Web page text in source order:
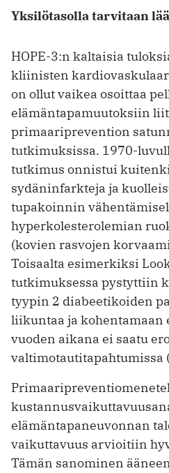
Yksilötasolla tarvitaan
HOPE-3:n kaltaisia
kliinisten
on ollut vaikea osoittaa
elämäntapamuutoksiin
primaariprevention
tutkimuksissa. 1970-
tutkimus onnistui
sydäninfarkteja ja
tupakoinnin
hyperkolesterolemian
(kovien rasvojen
Toisaalta esimerkiksi
tutkimuksessa pystyttiin
tyypin 2 diabeetikoiden
liikuntaa ja kohentamaan
vuoden aikana ei saatu
valtimotautitapahtumissa
elämäntapaneuvonnan
vaikuttavuus arvioitiin
Tämän sanominen